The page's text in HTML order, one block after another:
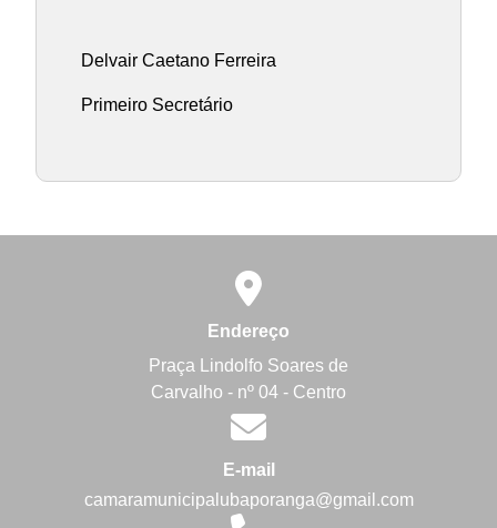
Delvair Caetano Ferreira
Primeiro Secretário
Endereço
Praça Lindolfo Soares de
Carvalho - nº 04 - Centro
E-mail
camaramunicipalubaporanga@gmail.com